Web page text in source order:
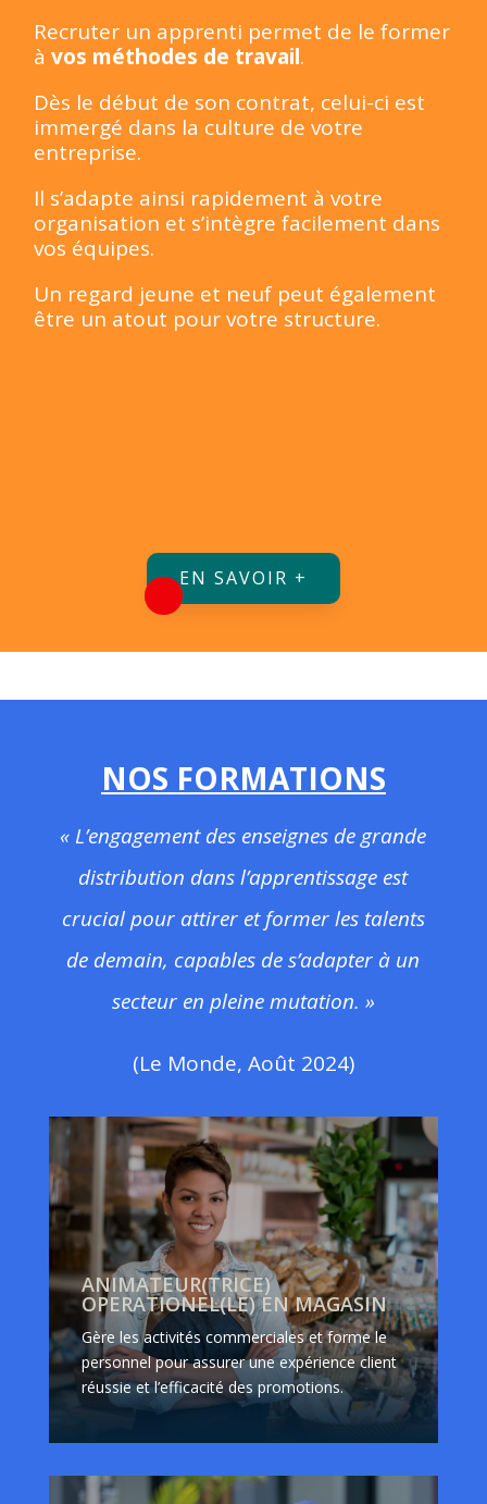
Recruter un apprenti permet de le former
àvos méthodes de travail.
Dès le début de son contrat, celui-ci est
immergé dans la culture de votre
entreprise.
Il s’adapte ainsi rapidement à votre
organisation et s’intègre facilement dans
vos équipes.
Un regard jeune et neuf peut également
être un atout pour votre structure.
EN SAVOIR +
NOS FORMATIONS
« L’engagement des enseignes de grande
distribution dans l’apprentissage est
crucial pour attirer et former les talents
de demain, capables de s’adapter à un
secteur en pleine mutation. »
(Le Monde, Août 2024)
ANIMATEUR(TRICE)
OPERATIONEL(LE) EN MAGASIN
Gère les activités commerciales et forme le
personnel pour assurer une expérience client
réussie et l’efficacité des promotions.